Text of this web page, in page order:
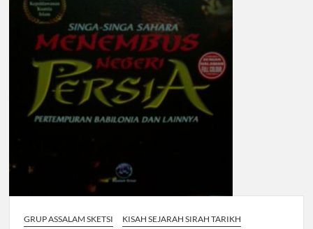
GRUP ASSALAM SKETSI KISAH SEJARAH SIRAH TARIKH